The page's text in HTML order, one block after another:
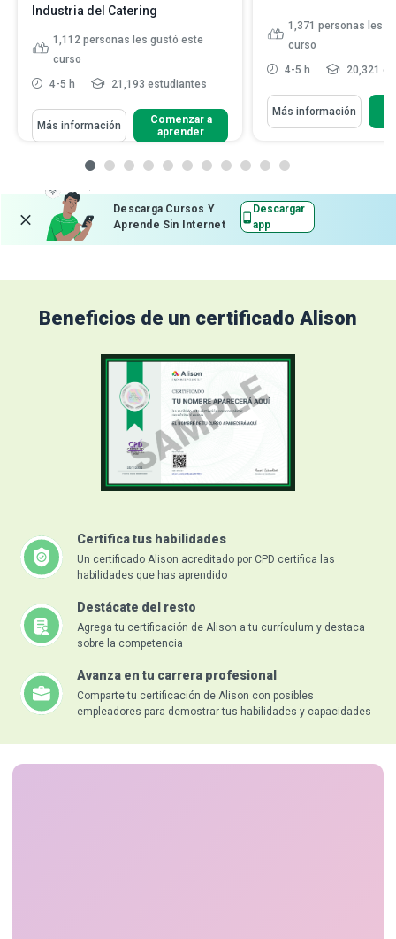
Industria del Catering
1,112 personas les gustó este
curso
4-5 h
21,193 estudiantes
Más información
Comenzar a
aprender
1,371 personas les
curso
4-5 h
20,321
Más información
Descarga Cursos Y
Aprende Sin Internet
Descargar
app
Beneficios de un certificado Alison
Certifica tus habilidades
Un certificado Alison acreditado por CPD certifica las
habilidades que has aprendido
Destácate del resto
Agrega tu certificación de Alison a tu currículum y destaca
sobre la competencia
Avanza en tu carrera profesional
Comparte tu certificación de Alison con posibles
empleadores para demostrar tus habilidades y capacidades